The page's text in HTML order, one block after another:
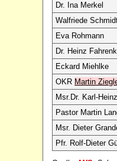
Dr. Ina Merkel
Walfriede
Eva Rohmann
Dr. Heinz
Eckard Miehlke
OKR Martin
Msr.Dr. Karl-
Pastor Martin
Msr. Dieter
Pfr. Rolf-Dieter